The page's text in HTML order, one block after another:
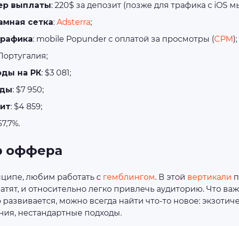
выплаты: 220$ за депозит (позже для трафика с iOS
сетка: Adsterra;
: mobile Popunder с оплатой за просмотры (CPM);
на РК: $3 081;
: $7 950;
: $4 859;
оффера
любим работать с гемблингом. В этой вертикали
и относительно легко привлечь аудиторию. Что
можно всегда найти что-то новое:
нестандартные подходы.